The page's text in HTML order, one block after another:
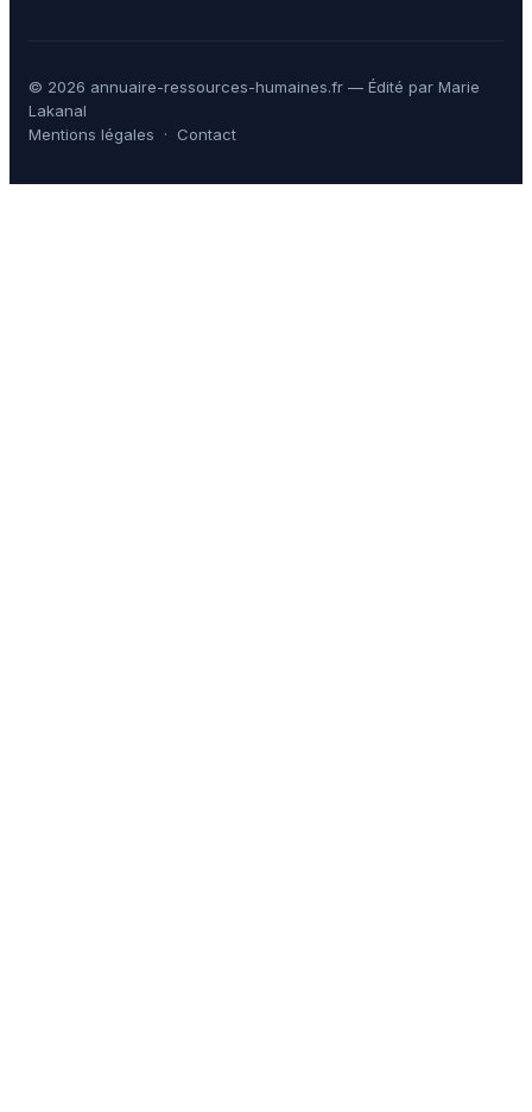
© 2026 annuaire-ressources-humaines.fr — Édité par Marie
Lakanal
Mentions légales · Contact